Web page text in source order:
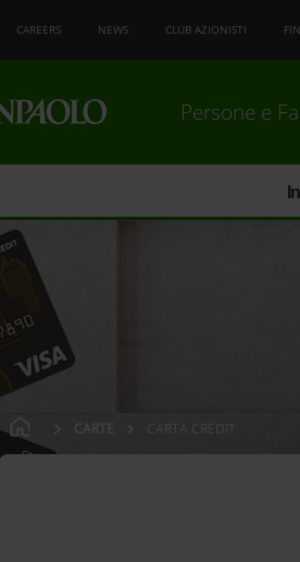
CAREERS NEWS CLUB AZIONISTI
Persone e
CARTE